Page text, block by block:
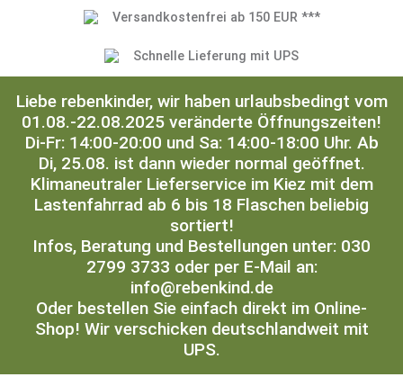
Versandkostenfrei ab 150 EUR ***
Schnelle Lieferung mit UPS
Liebe rebenkinder, wir haben urlaubsbedingt vom
01.08.-22.08.2025 veränderte Öffnungszeiten!
Di-Fr: 14:00-20:00 und Sa: 14:00-18:00 Uhr. Ab
Di, 25.08. ist dann wieder normal geöffnet.
Klimaneutraler Lieferservice im Kiez mit dem
Lastenfahrrad ab 6 bis 18 Flaschen beliebig
sortiert!
Infos, Beratung und Bestellungen unter: 030
2799 3733 oder per E-Mail an:
info@rebenkind.de
Oder bestellen Sie einfach direkt im Online-
Shop! Wir verschicken deutschlandweit mit
UPS.